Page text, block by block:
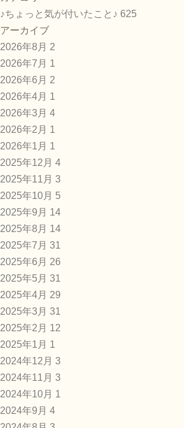
♪ちょっと気が付いたこと♪ 625
アーカイブ
2026年8月 2
2026年7月 1
2026年6月 2
2026年4月 1
2026年3月 4
2026年2月 1
2026年1月 1
2025年12月 4
2025年11月 3
2025年10月 5
2025年9月 14
2025年8月 14
2025年7月 31
2025年6月 26
2025年5月 31
2025年4月 29
2025年3月 31
2025年2月 12
2025年1月 1
2024年12月 3
2024年11月 3
2024年10月 1
2024年9月 4